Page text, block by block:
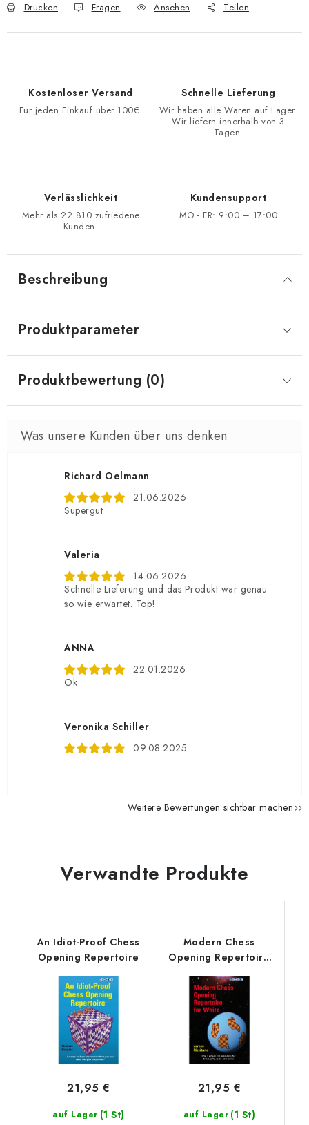
Drucken Fragen Ansehen Teilen
Kostenloser Versand
Für jeden Einkauf über 100€.
Schnelle Lieferung
Wir haben alle Waren auf Lager.
Wir liefern innerhalb von 3
Tagen.
Verlässlichkeit
Mehr als 22 810 zufriedene
Kunden.
Kundensupport
MO - FR: 9:00 – 17:00
Beschreibung
Produktparameter
Produktbewertung (0)
Richard Oelmann
21.06.2026
Supergut
Valeria
14.06.2026
Schnelle Lieferung und das Produkt war genau
so wie erwartet. Top!
ANNA
22.01.2026
Ok
Veronika Schiller
09.08.2025
Weitere Bewertungen sichtbar machen
Verwandte Produkte
An Idiot-Proof Chess
Opening Repertoire
auf Lager (1 St)
21,95 €
Modern Chess
Opening Repertoire
for White
auf Lager (1 St)
21,95 €